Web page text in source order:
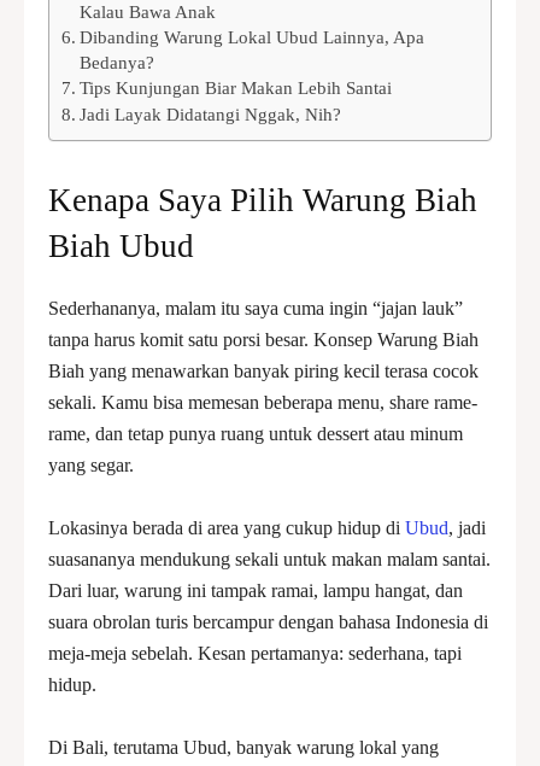
Kalau Bawa Anak
Dibanding Warung Lokal Ubud Lainnya, Apa
Bedanya?
Tips Kunjungan Biar Makan Lebih Santai
Jadi Layak Didatangi Nggak, Nih?
Kenapa Saya Pilih Warung Biah
Biah Ubud
Sederhananya, malam itu saya cuma ingin “jajan lauk”
tanpa harus komit satu porsi besar. Konsep Warung Biah
Biah yang menawarkan banyak piring kecil terasa cocok
sekali. Kamu bisa memesan beberapa menu, share rame-
rame, dan tetap punya ruang untuk dessert atau minum
yang segar.
Lokasinya berada di area yang cukup hidup di Ubud, jadi
suasananya mendukung sekali untuk makan malam santai.
Dari luar, warung ini tampak ramai, lampu hangat, dan
suara obrolan turis bercampur dengan bahasa Indonesia di
meja-meja sebelah. Kesan pertamanya: sederhana, tapi
hidup.
Di Bali, terutama Ubud, banyak warung lokal yang